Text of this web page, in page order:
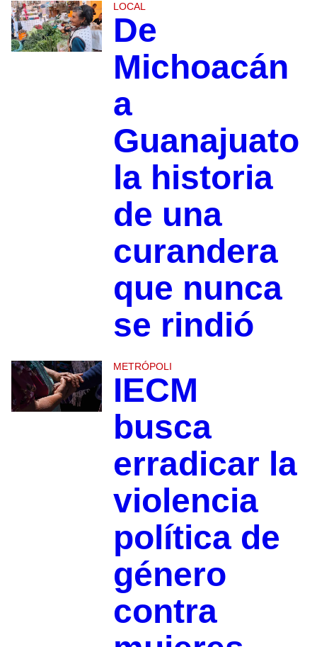
LOCAL
De
Michoacán
a
Guanajuato
la historia
de una
curandera
que nunca
se rindió
METRÓPOLI
IECM
busca
erradicar la
violencia
política de
género
contra